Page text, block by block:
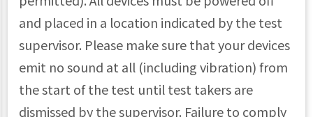
and placed in a location indicated by the test
supervisor. Please make sure that your devices
emit no sound at all (including vibration) from
the start of the test until test takers are
dismissed by the supervisor. Failure to comply